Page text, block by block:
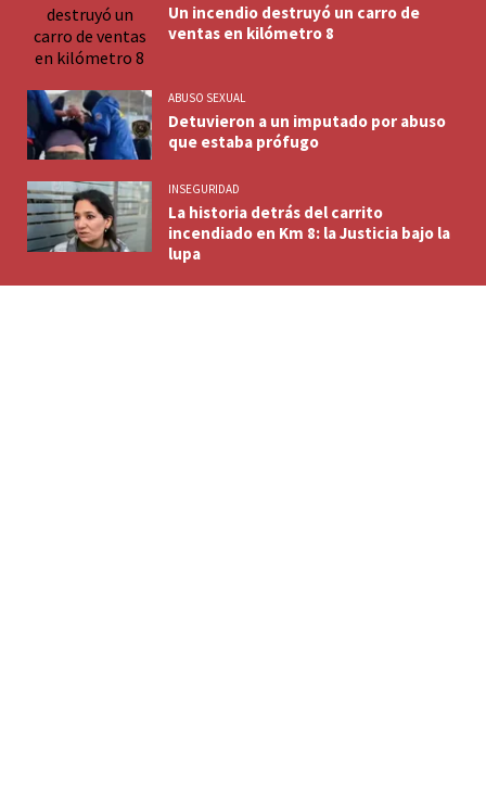
Un incendio destruyó un carro de
ventas en kilómetro 8
ABUSO SEXUAL
Detuvieron a un imputado por abuso
que estaba prófugo
INSEGURIDAD
La historia detrás del carrito
incendiado en Km 8: la Justicia bajo la
lupa